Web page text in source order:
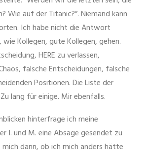
Wie auf der Titanic?”. Niemand kann
Ich habe nicht die Antwort
Kollegen, gute Kollegen, gehen.
HERE zu verlassen,
falsche Entscheidungen, falsche
Positionen. Die Liste der
lang für einige. Mir ebenfalls.
hinterfrage ich meine
I. und M. eine Absage gesendet zu
dann, ob ich mich anders hätte